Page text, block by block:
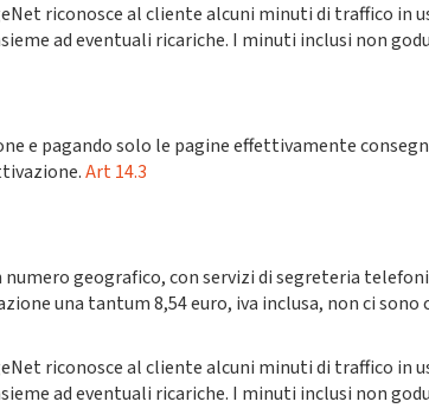
riconosce al cliente alcuni minuti di traffico
ad eventuali ricariche. I minuti inclusi non
e pagando solo le pagine effettivamente
Art 14.3
geografico, con servizi di segreteria
una tantum 8,54 euro, iva inclusa, non ci
riconosce al cliente alcuni minuti di traffico
ad eventuali ricariche. I minuti inclusi non